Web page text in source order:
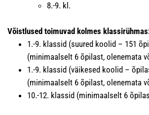
8.-9. kl.
Võistlused toimuvad kolmes
1.-9. klassid (suured koolid – 151
(minimaalselt 6 õpilast, olenemata
1.-9. klassid (väikesed koolid –
(minimaalselt 6 õpilast, olenemata
10.-12. klassid (minimaalselt 6